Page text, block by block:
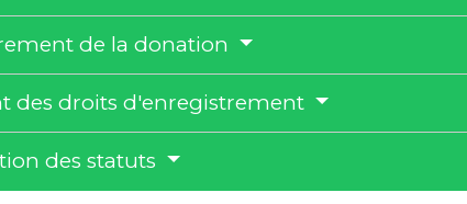
de la donation
des droits d'enregistrement
des statuts